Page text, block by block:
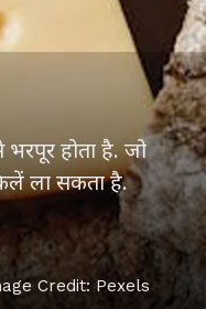
होता है. जो
ला सकता है.
Credit: Pexels